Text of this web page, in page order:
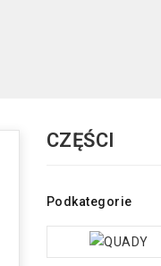
CZĘŚCI
Podkategorie